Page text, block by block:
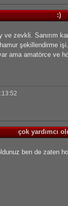
:)
ve zevkli. Sanırım
şekillendirme
ama amatörce ve
çok yardımcı
ben de zaten